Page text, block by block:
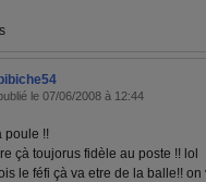
bibiche54
le 07/06/2008 à 12:44
poule !!
çà toujorus fidèle au poste !! lol
le féfi çà va etre de la balle!!